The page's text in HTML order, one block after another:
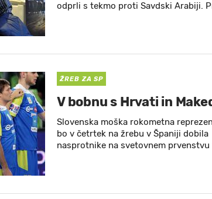
odprli s tekmo proti Savdski Arabiji.
ŽREB ZA SP
V bobnu s Hrvati in
Slovenska moška rokometna
bo v četrtek na žrebu v Španiji dobila
nasprotnike na svetovnem prvenstvu